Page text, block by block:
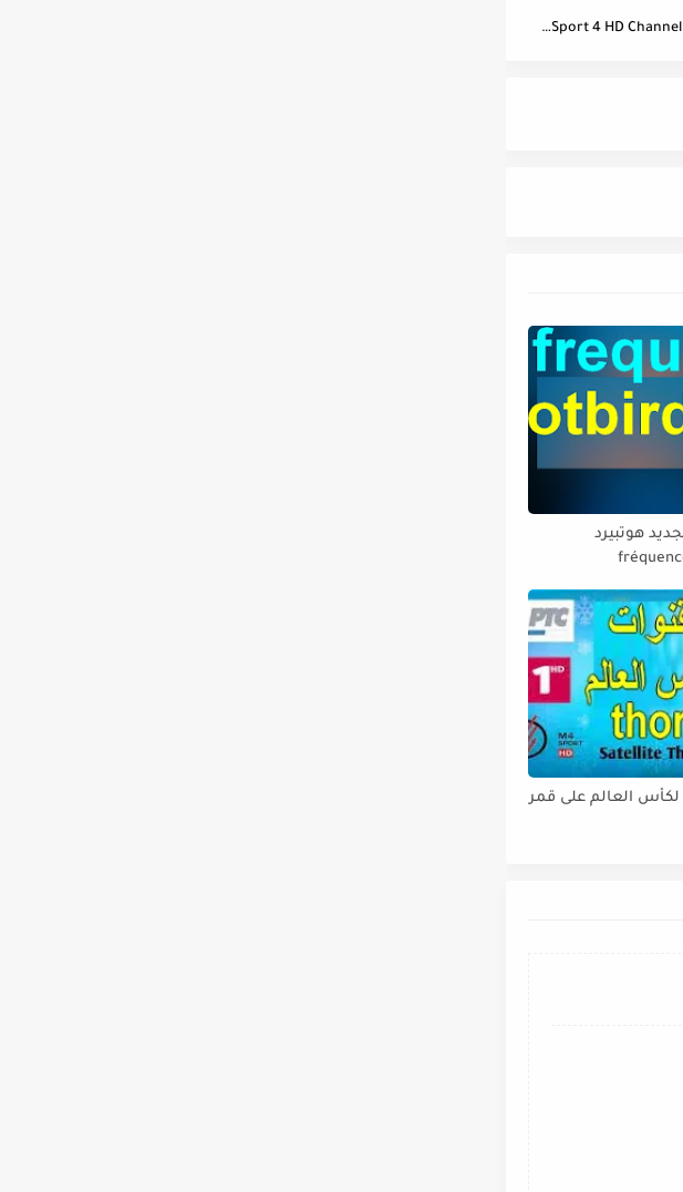
Fréquence PlanetSport 4 HD Channel Sur Le Satellite Eutelsat 16A (16.0°E) - تردد قناة
هوتبيرد
لكأس العالم على قمر